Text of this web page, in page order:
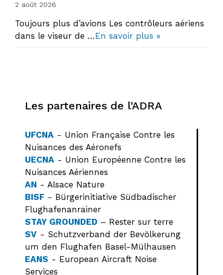
2 août 2026
Toujours plus d’avions Les contrôleurs aériens
dans le viseur de …En savoir plus »
Les partenaires de l'ADRA
UFCNA - Union Française Contre les
Nuisances des Aéronefs
UECNA - Union Européenne Contre les
Nuisances Aériennes
AN - Alsace Nature
BISF - Bürgerinitiative Südbadischer
Flughafenanrainer
STAY GROUNDED – Rester sur terre
SV - Schutzverband der Bevölkerung
um den Flughafen Basel-Mülhausen
EANS - European Aircraft Noise
Services